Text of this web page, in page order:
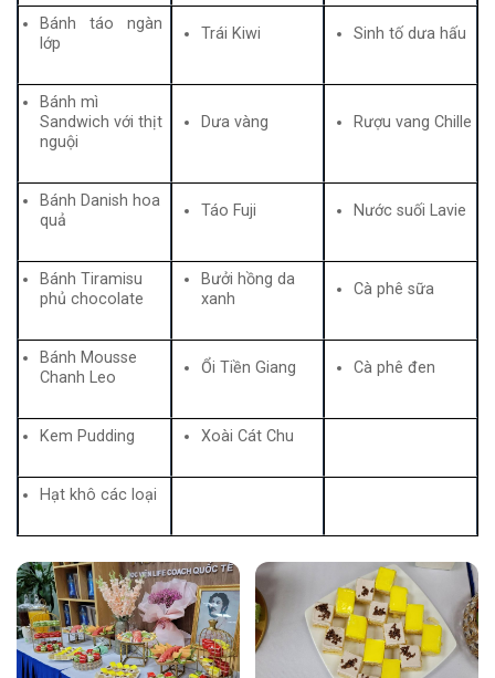
Bánh táo ngàn
lớp
Trái Kiwi Sinh tố dưa hấu
Bánh mì
Sandwich với thịt
nguội
Dưa vàng Rượu vang Chille
Bánh Danish hoa
quả
Táo Fuji Nước suối Lavie
Bánh Tiramisu
phủ chocolate
Bưởi hồng da
xanh
Cà phê sữa
Bánh Mousse
Chanh Leo
Ổi Tiền Giang Cà phê đen
Kem Pudding Xoài Cát Chu
Hạt khô các loại